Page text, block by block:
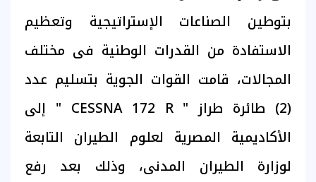
بتوطين الصناعات الإستراتيجية وتعظيم
الاستفادة من القدرات الوطنية فى مختلف
المجالات، قامت القوات الجوية بتسليم عدد
(2) طائرة طراز " CESSNA 172 R " إلى
الأكاديمية المصرية لعلوم الطيران التابعة
لوزارة الطيران المدنى، وذلك بعد رفع